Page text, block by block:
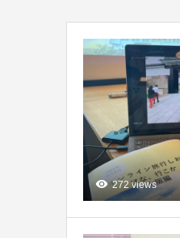
272 views